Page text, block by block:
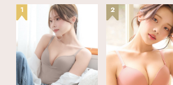
ーリュクス(R) ブラジ
ャー&ショーツ
✧192501 プリンセス
バスト 超盛ブラ(R) ブ
ラジャー&ショーツ
✧1901622 ロングジ
ュエル ハーフバックシ
ョーツ ✧965822 バ
ックサテン リボン ハ
トコーデ #フレンチガ
ーリー #大人ガーリー
#プチプラ #下着通販
#ソフトエレガント #
上品コーデ #フェミニ
ンコーデ #大人女子コ
ーデ
1 2